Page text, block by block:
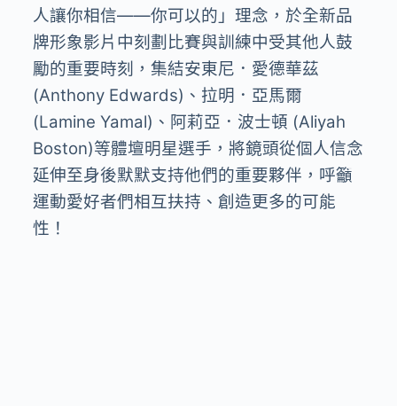
人讓你相信——你可以的」理念，於全新品
牌形象影片中刻劃比賽與訓練中受其他人鼓
勵的重要時刻，集結安東尼．愛德華茲
(Anthony Edwards) 、拉明．亞馬爾
(Lamine Yamal) 、阿莉亞．波士頓 (Aliyah
Boston)等體壇明星選手，將鏡頭從個人信念
延伸至身後默默支持他們的重要夥伴，呼籲
運動愛好者們相互扶持、創造更多的可能
性！